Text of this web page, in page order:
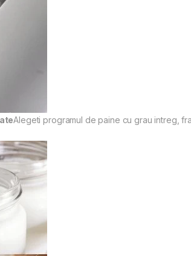
Alegeti programul de paine cu grau intreg,